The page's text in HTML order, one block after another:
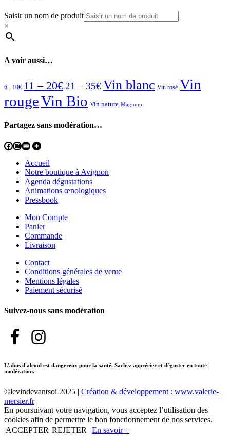
Saisir un nom de produit
×
A voir aussi…
6 - 10€ 11 – 20€ 21 – 35€Vin blanc Vin rosé Vin
rougeVin Bio Vin nature Magnum
Partagez sans modération…
Accueil
Notre boutique à Avignon
Agenda dégustations
Animations œnologiques
Pressbook
Mon Compte
Panier
Commande
Livraison
Contact
Conditions générales de vente
Mentions légales
Paiement sécurisé
Suivez-nous sans modération
L'abus d'alcool est dangereux pour la santé. Sachez apprécier et déguster en toute
modération.
©levindevantsoi 2025 | Création & développement : www.valerie-
mersier.fr
En poursuivant votre navigation, vous acceptez l’utilisation des
cookies afin de permettre le bon fonctionnement de nos services.
ACCEPTER REJETER En savoir +